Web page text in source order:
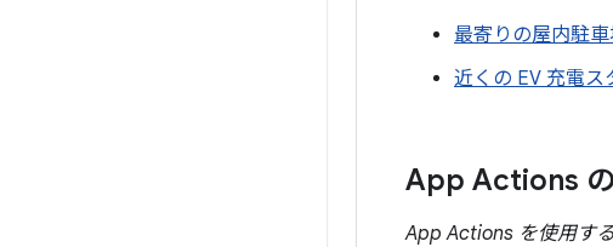
最寄りの屋内駐
近くの EV 充電ス
App Actions
App Actions を使用す